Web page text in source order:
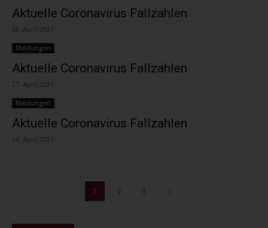
Aktuelle Coronavirus Fallzahlen
28. April 2021
Meldungen
Aktuelle Coronavirus Fallzahlen
27. April 2021
Meldungen
Aktuelle Coronavirus Fallzahlen
26. April 2021
1 2 3